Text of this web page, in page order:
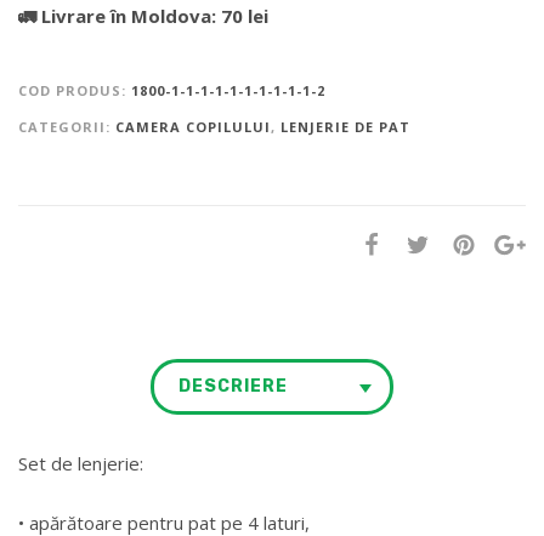
🚛 Livrare în Moldova: 70 lei
COD PRODUS: 1800-1-1-1-1-1-1-1-1-1-1-2
CATEGORII: CAMERA COPILULUI , LENJERIE DE PAT
DESCRIERE
Set de lenjerie:
• apărătoare pentru pat pe 4 laturi,